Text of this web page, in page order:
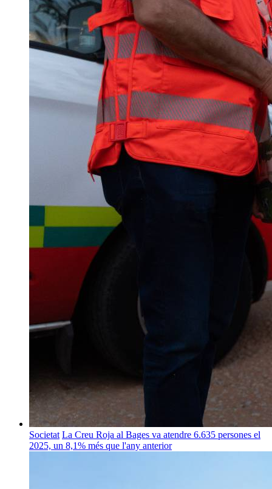
Societat La Creu Roja al Bages va atendre 6.635 persones el
2025, un 8,1% més que l'any anterior